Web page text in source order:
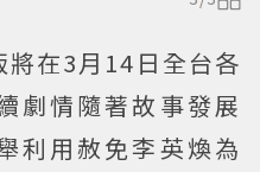
將在3月14日全台各
劇情隨著故事發展
利用赦免李英煥為